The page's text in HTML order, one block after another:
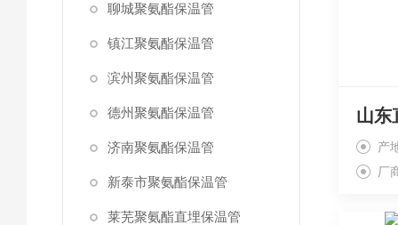
聊城聚氨酯保温管
镇江聚氨酯保温管
滨州聚氨酯保温管
德州聚氨酯保温管
济南聚氨酯保温管
新泰市聚氨酯保温管
莱芜聚氨酯直埋保温管
山东
产
厂